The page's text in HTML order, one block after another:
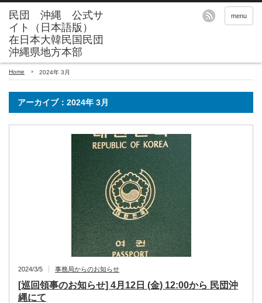
menu
Home 2024年 3月
アーカイブ：2024年 3月
2024/3/5 事務局からのお知らせ
[巡回領事のお知らせ] 4月12日 (金) 12:00から 民団沖
縄にて